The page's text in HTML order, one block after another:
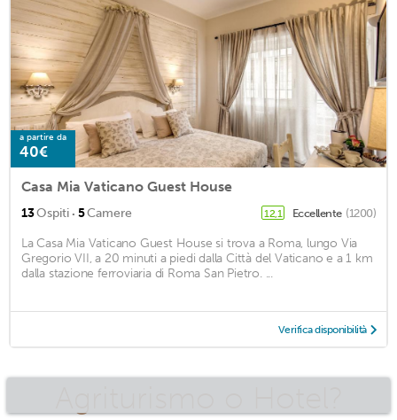
a partire da
40€
Casa Mia Vaticano Guest House
13Ospiti · 5Camere 12,1 Eccellente (1200)
La Casa Mia Vaticano Guest House si trova a Roma, lungo Via
Gregorio VII, a 20 minuti a piedi dalla Città del Vaticano e a 1 km
dalla stazione ferroviaria di Roma San Pietro. ...
Verifica disponibilità